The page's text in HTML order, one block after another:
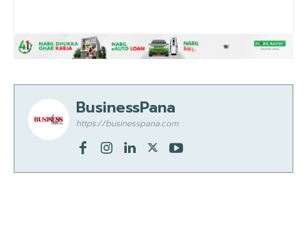
BusinessPana
https://businesspana.com